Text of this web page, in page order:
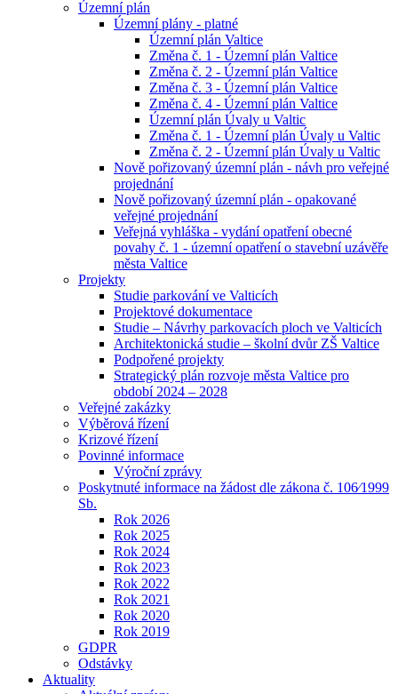
Územní plán
Územní plány - platné
Územní plán Valtice
Změna č. 1 - Územní plán Valtice
Změna č. 2 - Územní plán Valtice
Změna č. 3 - Územní plán Valtice
Změna č. 4 - Územní plán Valtice
Územní plán Úvaly u Valtic
Změna č. 1 - Územní plán Úvaly u Valtic
Změna č. 2 - Územní plán Úvaly u Valtic
Nově pořizovaný územní plán - návh pro veřejné
projednání
Nově pořizovaný územní plán - opakované
veřejné projednání
Veřejná vyhláška - vydání opatření obecné
povahy č. 1 - územní opatření o stavební uzávěře
města Valtice
Projekty
Studie parkování ve Valticích
Projektové dokumentace
Studie – Návrhy parkovacích ploch ve Valticích
Architektonická studie – školní dvůr ZŠ Valtice
Podpořené projekty
Strategický plán rozvoje města Valtice pro
období 2024 – 2028
Veřejné zakázky
Výběrová řízení
Krizové řízení
Povinné informace
Výroční zprávy
Poskytnuté informace na žádost dle zákona č. 106⁄1999
Sb.
Rok 2026
Rok 2025
Rok 2024
Rok 2023
Rok 2022
Rok 2021
Rok 2020
Rok 2019
GDPR
Odstávky
Aktuality